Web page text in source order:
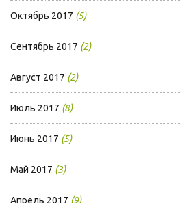
Октябрь 2017 (5)
Сентябрь 2017 (2)
Август 2017 (2)
Июль 2017 (8)
Июнь 2017 (5)
Май 2017 (3)
Апрель 2017 (9)